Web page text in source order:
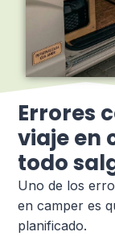
Errores
viaje en
todo
Uno de los
en camper es
planificado.